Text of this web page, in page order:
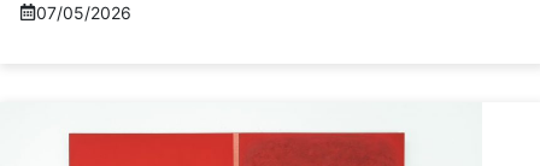
07/05/2026